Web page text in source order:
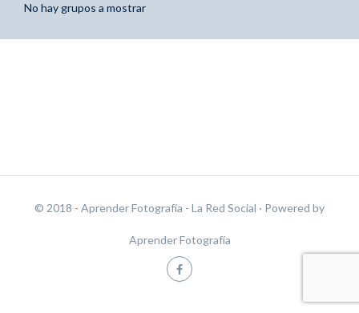
No hay grupos a mostrar
© 2018 - Aprender Fotografía - La Red Social · Powered by
Aprender Fotografía